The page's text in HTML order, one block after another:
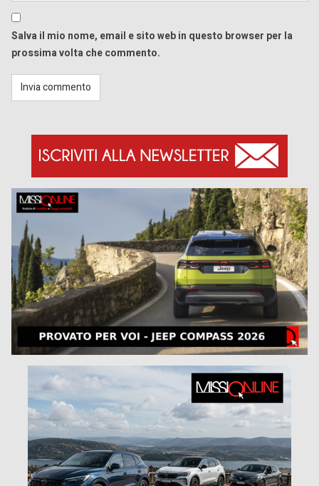
Salva il mio nome, email e sito web in questo browser per la
prossima volta che commento.